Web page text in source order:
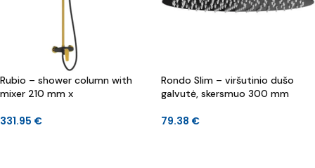
Rubio – shower column with
mixer 210 mm x
331.95 €
Rondo Slim – viršutinio dušo
galvutė, skersmuo 300 mm
79.38 €